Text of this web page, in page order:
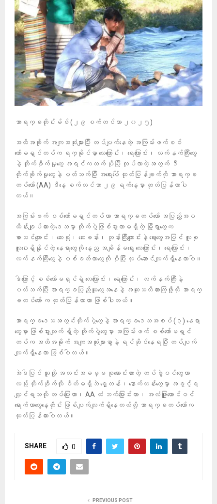
အာရက္ခတိုင်းမ်စ် (၂၉ စက်တင်ဘာ ၂၀၂၅)
အထိအခိုက် အကျအဆုံးများပြီး တပ်ပျက်နေတဲ့ အကြမ်းဖက်စစ်
ကော်မရှင်တပ်က ရက္ခိုင်မှာ လေကြောင်း၊ ရေကြောင်း၊ လက်နက်ကြီးတွေ
နဲ့ တိုက်ခိုက်မှုတွေ အရင်ကထက် ပိုပြီး လုပ်လာတဲ့အတွက် ဒီ
တိုက်ခိုက်မှုတွေနဲ့ ပတ်သက်ပြီး အရေးပေါ် ထုတ်ပြန်ချက်ကို အာရက္ခ
တပ်တော် (AA) ဒီနေ့ စက်တင်ဘာ ၂၉ ရက်နေ့မှာ ထုတ်ပြန်လာပါ
တယ်။
အကြမ်းဖက် စစ်ကော်မရှင်တပ်ဟာ အာရက္ခတပ်တော် အပြည့်အဝ
ထိန်းချုပ်ထားတဲ့ဒေသမှာ တိုက်ပွဲဖြစ်ပွားတာမရှိတဲ့ မြို့ရွာတွေက
စာသင်ကျောင်း၊ ဆေးရုံ၊ ဆေးခန်း၊ ဘုန်းကြီးကျောင်းနဲ့ ဈေးတွေအပြင် လူစု
လူဝေးရှိနိုင်တဲ့ နေရာတွေကို နေ့ည အချိန်မရွေး လေကြောင်း၊ ရေကြောင်း၊
လက်နက်ကြီးတွေနဲ့ ပစ်ခတ်တာတွေကို ပိုပြီး လုပ်ဆောင်လျက်ရှိနေတာပါ။
ဒါကြောင့် စစ်ကော်မရှင်ရဲ့ လေကြောင်း၊ ရေကြောင်း၊ လက်နက်ကြီးနဲ့
ပတ်သက်ပြီး အာရက္ခပြည်သူတွေအနေနဲ့ အထူးသတိထားကြဖို့ကို အာရက္
ခတပ်တော် က ထုတ်ပြန်လာတာ ဖြစ်ပါတယ်။
အာရက္ခဒေသအတွင်းတိုက်ပွဲတွေနဲ့ အာရက္ခဒေသအစပ် (၃) နေရာ
တွေမှာ ဖြစ်ပွားလျက် ရှိတဲ့ တိုက်ပွဲတွေမှာ အကြမ်းဖက် စစ်ကော်မရှင်
တပ်က အထိအခိုက် အကျအဆုံးများစွာနဲ့ ရင်ဆိုင်နေရပြီး တပ်ပျက်
လျက်ရှိနေတာ ဖြစ်ပါတယ်။
အဲဒါပြင် သူတို့ အတင်းအဓမ္မ စုဆောင်းထားတဲ့ တပ်ဖွဲ့ဝင်တွေဟာ
လည်း တိုက်ခိုက်လို စိတ်မရှိဘဲ ရှေ့တန်း၊ နောက်တန်းတွေမှာ အခွင့်ရ
လျှင်ရသလို တပ်ပြေးတာ၊ AA ထံ ဘက်ပြောင်းတာ၊ အလံဖြူထောင်ဝင်
ရောက်တာတွေနေ့တိုင်း ဖြစ်ပျက်လျက်ရှိနေတယ်လို့ အာရက္ခတပ်တော်က
ထုတ်ပြန်ထားပါတယ်။
SHARE 0
PREVIOUS POST